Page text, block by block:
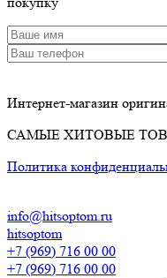
Интернет-магазин
САМЫЕ ХИТОВЫЕ
Политика
info@hitsoptom.ru
hitsoptom
+7 (969) 716 00 00
+7 (969) 716 00 00